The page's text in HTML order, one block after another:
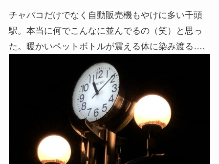
チャバコだけでなく自動販売機もやけに多い千頭
駅。本当に何でこんなに並んでるの（笑）と思っ
た。暖かいペットボトルが震える体に染み渡る….